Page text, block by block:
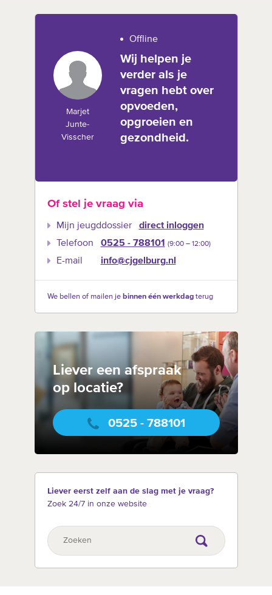
Marjet
Junte-
Visscher
Offline
Wij helpen je
verder als je
vragen hebt over
opvoeden,
opgroeien en
gezondheid.
Of stel je vraag via
Mijn jeugddossier
direct inloggen
Telefoon
0525 - 788101 (9:00 –‍ 12:00)
E-mail info@cjgelburg.nl
We bellen of mailen je binnen één werkdagterug
Liever een afspraak
op locatie?
0525 - 788101
Liever eerst zelf aan de slag met je vraag?
Zoek 24/7 in onze website